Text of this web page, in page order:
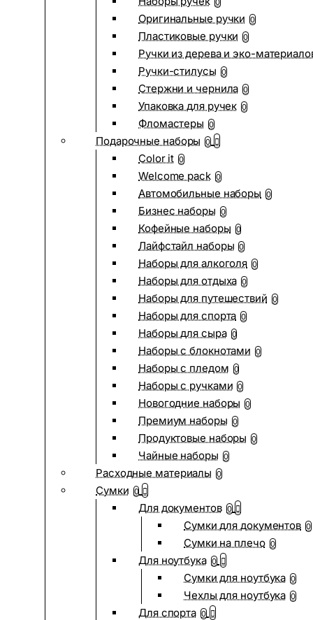
0
Оригинальные ручки 0
Пластиковые ручки 0
Ручки из дерева и эко-
Ручки-стилусы 0
Стержни и чернила 0
Упаковка для ручек 0
Фломастеры 0
Подарочные наборы 0
Color it 0
Welcome pack 0
Автомобильные наборы 0
Бизнес наборы 0
Кофейные наборы 0
Лайфстайл наборы 0
Наборы для алкоголя 0
Наборы для отдыха 0
Наборы для путешествий 0
Наборы для спорта 0
Наборы для сыра 0
Наборы с блокнотами 0
Наборы с пледом 0
Наборы с ручками 0
Новогодние наборы 0
Премиум наборы 0
Продуктовые наборы 0
Чайные наборы 0
Расходные материалы 0
Сумки 0
Для документов 0
Сумки для документов 0
Сумки на плечо 0
Для ноутбука 0
Сумки для ноутбука 0
Чехлы для ноутбука 0
Для спорта 0